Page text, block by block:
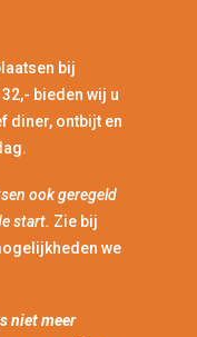
bij
bieden wij u
diner, ontbijt en
ook geregeld
start. Zie bij
we
niet meer